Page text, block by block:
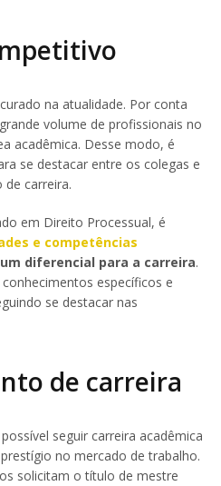
na atualidade. Por conta
volume de profissionais no
acadêmica. Desse modo, é
se destacar entre os colegas e
carreira.
em Direito Processual, é
e competências
diferencial para a carreira.
específicos e
se destacar nas
de carreira
seguir carreira acadêmica
no mercado de trabalho.
solicitam o título de mestre